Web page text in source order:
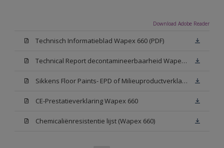
Download Adobe Reader
Technisch Informatieblad Wapex 660 (PDF)
Technical Report decontamineerbaarheid Wapex 660
Sikkens Floor Paints- EPD of Milieuproductverklaring
CE-Prestatieverklaring Wapex 660
Chemicaliënresistentie lijst (Wapex 660)